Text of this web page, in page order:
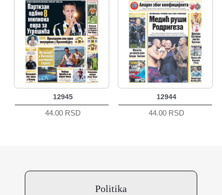
12945
44.00 RSD
12944
44.00 RSD
Politika